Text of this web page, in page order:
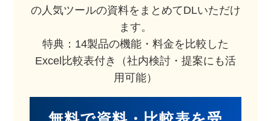
の人気ツールの資料をまとめてDLいただけ
ます。
特典：14製品の機能・料金を比較した
Excel比較表付き（社内検討・提案にも活
用可能）